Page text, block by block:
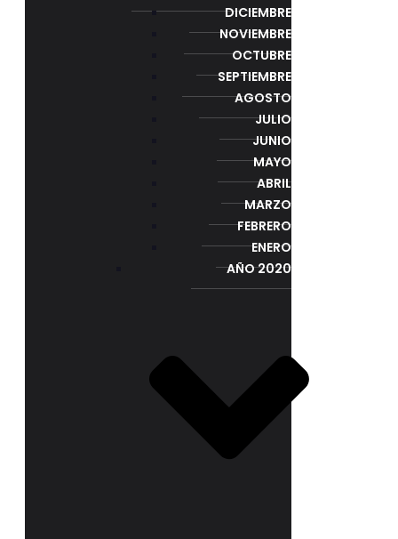
DICIEMBRE
NOVIEMBRE
OCTUBRE
SEPTIEMBRE
AGOSTO
JULIO
JUNIO
MAYO
ABRIL
MARZO
FEBRERO
ENERO
AÑO 2020